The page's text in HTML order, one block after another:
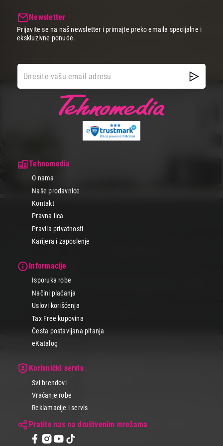
Tehnomedia
O nama
Naše prodavnice
Kontakt
Pravna lica
Pravila privatnosti
Karijera i zaposlenje
Informacije
Isporuka robe
Načini plaćanja
Uslovi korišćenja
Tax Free kupovina
Česta postavljana pitanja
eKatalog
Korisnički servis
Svi brendovi
Vraćanje robe
Reklamacije i servis
Pratite nas na društvenim mrežama
Newsletter
Prijavite se na naš newsletter i primajte preko emaila specijalne i
ekskluzivne ponude.